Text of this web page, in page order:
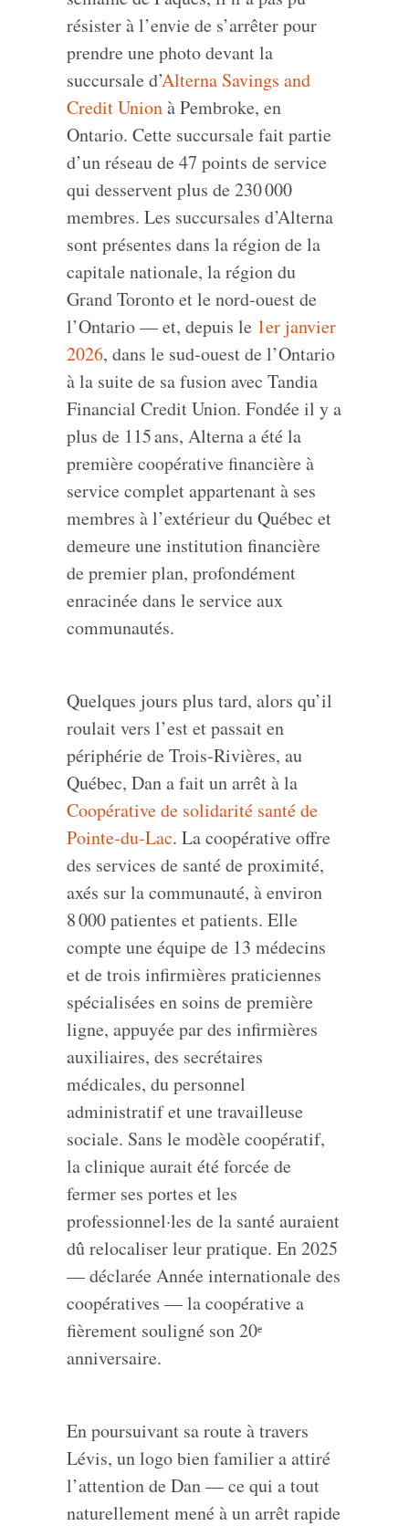
résister à l’envie de s’arrêter pour
prendre une photo devant la
succursale d’Alterna Savings and
Credit Unionà Pembroke, en
Ontario. Cette succursale fait partie
d’un réseau de 47 points de service
qui desservent plus de 230 000
membres. Les succursales d’Alterna
sont présentes dans la région de la
capitale nationale, la région du
Grand Toronto et le nord‑ouest de
l’Ontario — et, depuis le 1er janvier
2026, dans le sud‑ouest de l’Ontario
à la suite de sa fusion avec Tandia
Financial Credit Union. Fondée il y a
plus de 115 ans, Alterna a été la
première coopérative financière à
service complet appartenant à ses
membres à l’extérieur du Québec et
demeure une institution financière
de premier plan, profondément
enracinée dans le service aux
communautés.
Quelques jours plus tard, alors qu’il
roulait vers l’est et passait en
périphérie de Trois‑Rivières, au
Québec, Dan a fait un arrêt à la
Coopérative de solidarité santé de
Pointe‑du‑Lac. La coopérative offre
des services de santé de proximité,
axés sur la communauté, à environ
8 000 patientes et patients. Elle
compte une équipe de 13 médecins
et de trois infirmières praticiennes
spécialisées en soins de première
ligne, appuyée par des infirmières
auxiliaires, des secrétaires
médicales, du personnel
administratif et une travailleuse
sociale. Sans le modèle coopératif,
la clinique aurait été forcée de
fermer ses portes et les
professionnel·les de la santé auraient
dû relocaliser leur pratique. En 2025
— déclarée Année internationale des
coopératives — la coopérative a
fièrement souligné son 20ᵉ
anniversaire.
En poursuivant sa route à travers
Lévis, un logo bien familier a attiré
l’attention de Dan — ce qui a tout
naturellement mené à un arrêt rapide